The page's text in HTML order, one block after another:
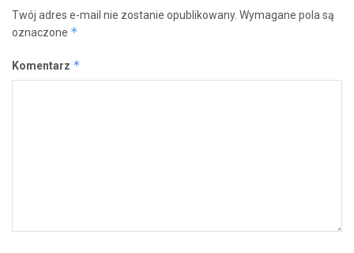
Twój adres e-mail nie zostanie opublikowany. Wymagane pola są
oznaczone *
Komentarz *